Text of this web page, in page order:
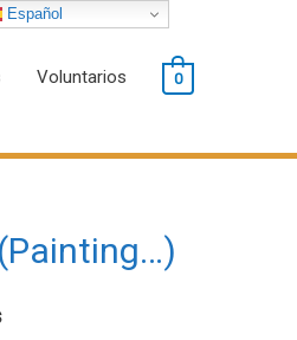
Voluntarios 0
Español